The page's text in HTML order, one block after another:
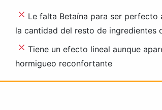
Le falta Betaína para ser perfecto
la cantidad del resto de ingredientes
Tiene un efecto lineal aunque
hormigueo reconfortante